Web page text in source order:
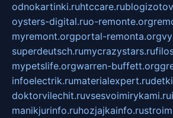
odnokartinki.ruhtccare.ru
oysters-digital.ruo-remonte.org
myremont.orgportal-remonta.org
superdeutsch.rumycrazystars.ru
mypetslife.orgwarren-buffett.org
infoelectrik.rumaterialexpert.ru
doktorvilechit.ruvsesvoimirykami.ru
manikjurinfo.ruhozjajkainfo.ru